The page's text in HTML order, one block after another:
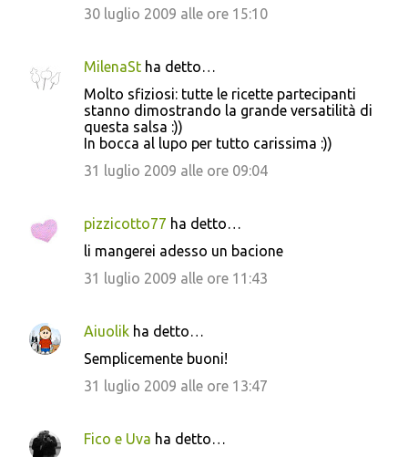
30 luglio 2009 alle ore 15:10
MilenaSt ha detto…
Molto sfiziosi: tutte le ricette partecipanti
stanno dimostrando la grande versatilità di
questa salsa :))
In bocca al lupo per tutto carissima :))
31 luglio 2009 alle ore 09:04
pizzicotto77 ha detto…
li mangerei adesso un bacione
31 luglio 2009 alle ore 11:43
Aiuolik ha detto…
Semplicemente buoni!
31 luglio 2009 alle ore 13:47
Fico e Uva ha detto…